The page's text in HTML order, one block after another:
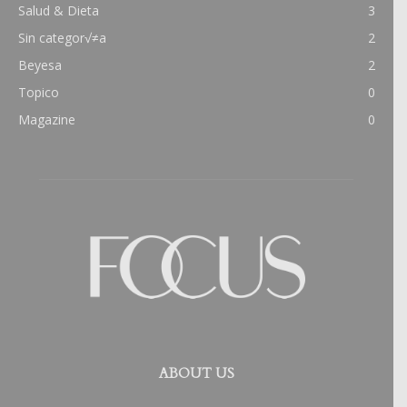
Salud & Dieta
3
Sin categor√≠a
2
Beyesa
2
Topico
0
Magazine
0
ABOUT US